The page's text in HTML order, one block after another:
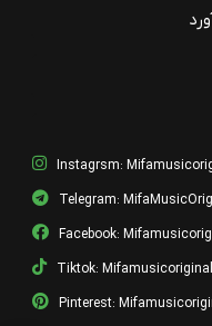
Instagrsm:
Telegram:
Facebook:
Tiktok: Mifamusicoriginal
Pinterest: